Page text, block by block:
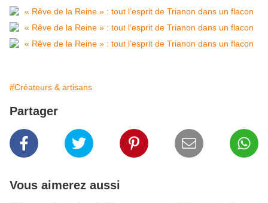
#Créateurs & artisans
Partager
Vous aimerez aussi